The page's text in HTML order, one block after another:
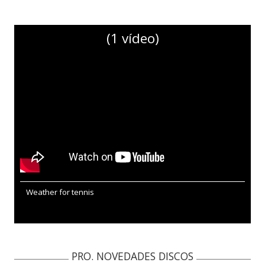
(1 vídeo)
Weather for tennis
PRO. NOVEDADES DISCOS